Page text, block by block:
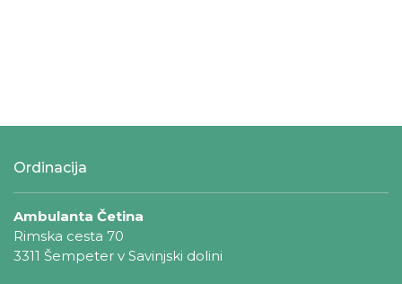
Ordinacija
Ambulanta Četina
Rimska cesta 70
3311 Šempeter v Savinjski dolini